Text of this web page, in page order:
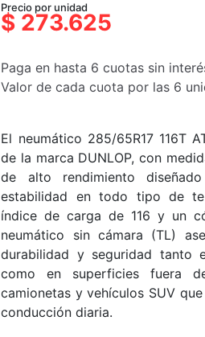
precio
original
$547.250.
precio
actual
$273.625.
Precio por unidad
$ 273.625
Paga en hasta 6 cuotas sin
Valor de cada cuota por las 6
El neumático 285/65R17 116T
de la marca DUNLOP, con
de alto rendimiento
estabilidad en todo tipo de
índice de carga de 116 y un
neumático sin cámara (TL)
durabilidad y seguridad tanto
como en superficies fuera
camionetas y vehículos SUV
conducción diaria.